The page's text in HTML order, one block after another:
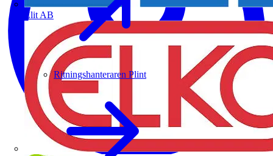
Elit AB
Ritningshanteraren Plint